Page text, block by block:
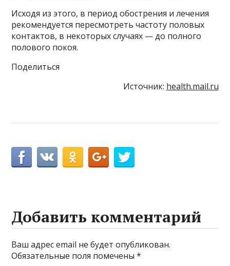
Исходя из этого, в период обострения и лечения
рекомендуется пересмотреть частоту половых
контактов, в некоторых случаях — до полного
полового покоя.
Поделиться
Источник: health.mail.ru
Добавить комментарий
Ваш адрес email не будет опубликован.
Обязательные поля помечены*